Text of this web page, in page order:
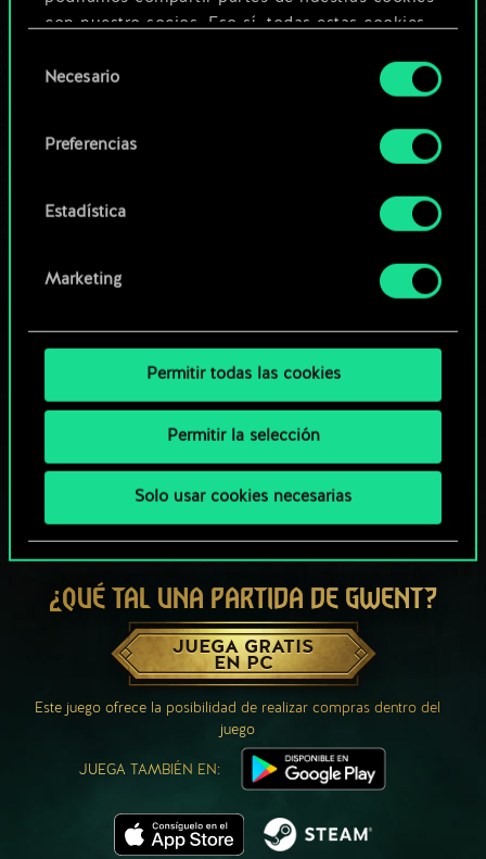
con nuestro socios. Eso sí, todas estas cookies
Encontrarás todos los detalles sobre nuestro uso
preferencias al respecto en el menú «Ajustes» de
deNecesario
Preferencias
Estadística
Marketing
Permitir todas las cookies
Permitir la selección
Solo usar cookies necesarias
Editar baraja
Explorar las barajas de la
¿QUÉ TAL UNA PARTIDA DE GWENT?
JUEGA GRATIS
EN PC
Este juego ofrece la posibilidad de realizar compras dentro del
juego
JUEGA TAMBIÉN EN: